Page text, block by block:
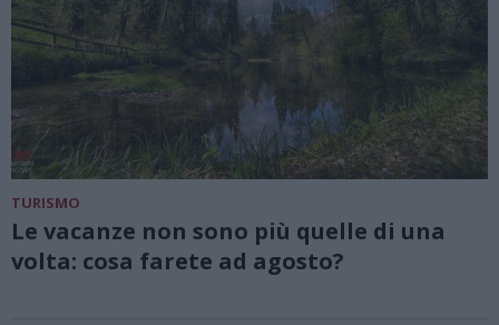
TURISMO
Le vacanze non sono più quelle di una
volta: cosa farete ad agosto?